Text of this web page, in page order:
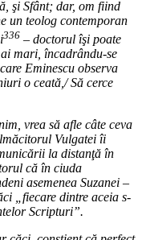
şi Sfânt; dar, om fiind
un teolog contemporan
336 – doctorul îşi poate
mari, încadrându-se
Eminescu observa
o ceată,/ Să cerce
vrea să afle câte ceva
Vulgatei îi
la distanţă în
că în ciuda
asemenea Suzanei –
„fiecare dintre aceia s-
Scripturi”.